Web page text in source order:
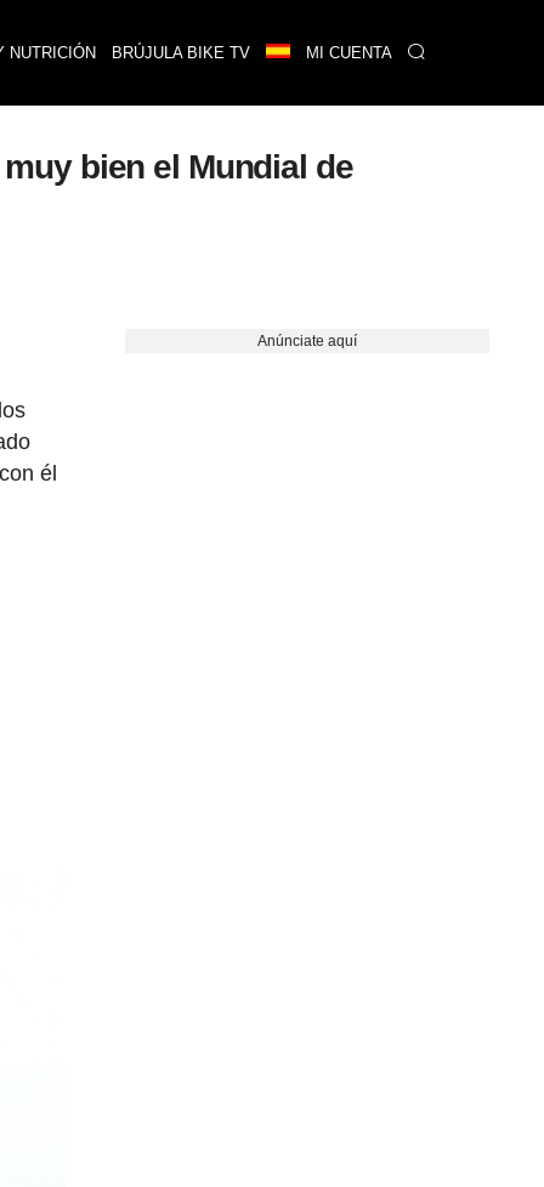
NUTRICIÓN BRÚJULA BIKE TV MI CUENTA
bien el Mundial de
él
Anúnciate aquí